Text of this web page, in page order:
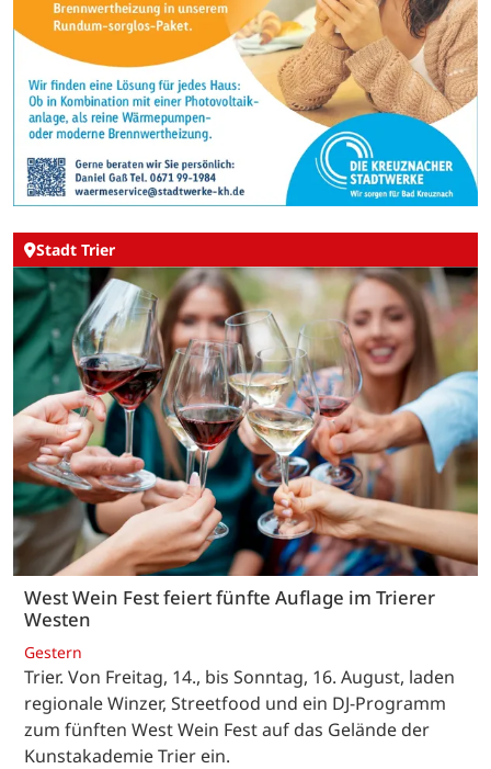
Stadt Trier
West Wein Fest feiert fünfte Auflage im Trierer
Westen
Gestern
Trier. Von Freitag, 14., bis Sonntag, 16. August, laden
regionale Winzer, Streetfood und ein DJ-Programm
zum fünften West Wein Fest auf das Gelände der
Kunstakademie Trier ein.